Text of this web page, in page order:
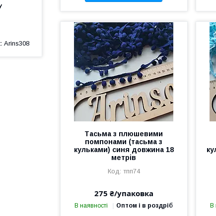
Тасьма з плюшевими
помпонами (тасьма з
кульками) синя довжина 18
метрів
тпп74
275 ₴/упаковка
В наявності Оптом і в роздріб В
Arins308